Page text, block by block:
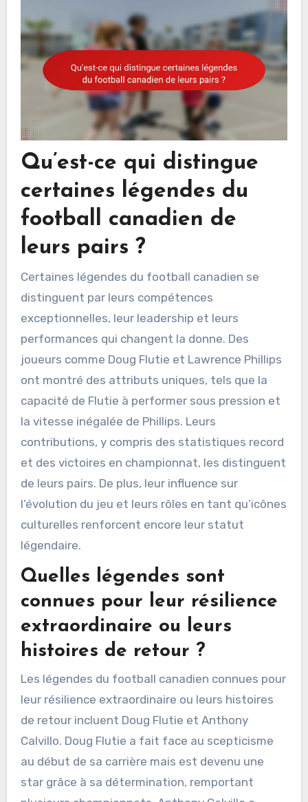
Qu’est-ce qui distingue
certaines légendes du
football canadien de
leurs pairs ?
Certaines légendes du football canadien se
distinguent par leurs compétences
exceptionnelles, leur leadership et leurs
performances qui changent la donne. Des
joueurs comme Doug Flutie et Lawrence Phillips
ont montré des attributs uniques, tels que la
capacité de Flutie à performer sous pression et
la vitesse inégalée de Phillips. Leurs
contributions, y compris des statistiques record
et des victoires en championnat, les distinguent
de leurs pairs. De plus, leur influence sur
l’évolution du jeu et leurs rôles en tant qu’icônes
culturelles renforcent encore leur statut
légendaire.
Quelles légendes sont
connues pour leur résilience
extraordinaire ou leurs
histoires de retour ?
Les légendes du football canadien connues pour
leur résilience extraordinaire ou leurs histoires
de retour incluent Doug Flutie et Anthony
Calvillo. Doug Flutie a fait face au scepticisme
au début de sa carrière mais est devenu une
star grâce à sa détermination, remportant